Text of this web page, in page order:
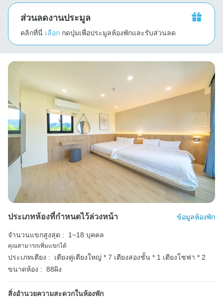
ส่วนลดงานประมูล
คลิกที่นี่ เลือก กดปุ่มเพื่อประมูลห้องพักและรับส่วนลด
ประเภทห้องที่กำหนดไว้ล่วงหน้า ข้อมูลห้องพัก
จำนวนแขกสูงสุด : 1~18 บุคคล
คุณสามารถเพิ่มแขกได้
ประเภทเตียง : เตียงคู่เตียงใหญ่ * 7 เตียงสองชั้น * 1 เตียงโซฟา * 2
ขนาดห้อง : 88ผิง
สิ่งอำนวยความสะดวกในห้องพัก